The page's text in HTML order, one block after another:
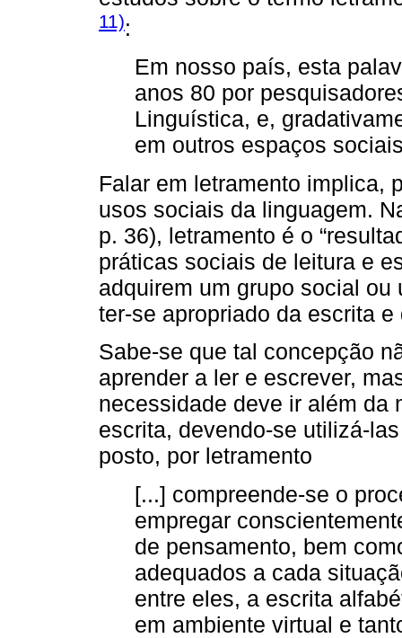
11):
Em nosso país, esta
anos 80 por
Linguística, e,
em outros espaços
Falar em letramento implica,
usos sociais da linguagem.
p. 36), letramento é o
práticas sociais de leitura e
adquirem um grupo social
ter-se apropriado da escrita
Sabe-se que tal concepção
aprender a ler e escrever,
necessidade deve ir além da
escrita, devendo-se utilizá-
posto, por letramento
[...] compreende-se o
empregar
de pensamento, bem
adequados a cada
entre eles, a escrita
em ambiente virtual e